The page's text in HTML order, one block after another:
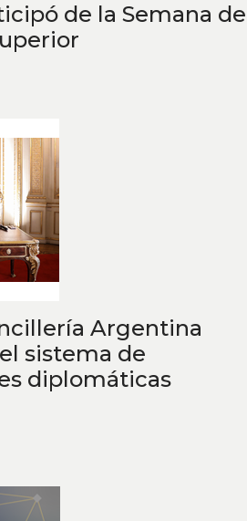
de la Semana de
Argentina
sistema de
diplomáticas